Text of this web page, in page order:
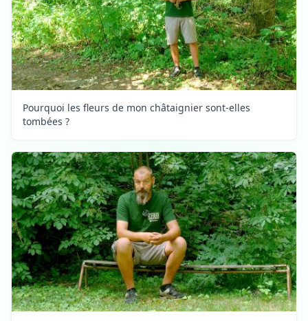
Pourquoi les fleurs de mon châtaignier sont-elles
tombées ?